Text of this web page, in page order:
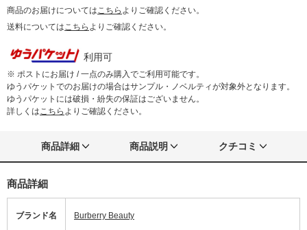
商品のお届けについてはこちら よりご確認ください。
送料についてはこちら よりご確認ください。
利用可
※ ポストにお届け / 一点のみ購入でご利用可能です。
ゆうパケットでのお届けの場合はサンプル・ノベルティが対象外となります。
ゆうパケットには破損・紛失の保証はございません。
詳しくはこちら よりご確認ください。
商品詳細 商品説明 クチコミ
商品詳細
ブランド名 Burberry Beauty